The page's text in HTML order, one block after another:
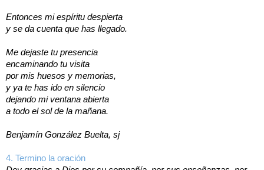
Entonces mi espíritu despierta
y se da cuenta que has llegado.
Me dejaste tu presencia
encaminando tu visita
por mis huesos y memorias,
y ya te has ido en silencio
dejando mi ventana abierta
a todo el sol de la mañana.
Benjamín González Buelta, sj
4. Termino la oración